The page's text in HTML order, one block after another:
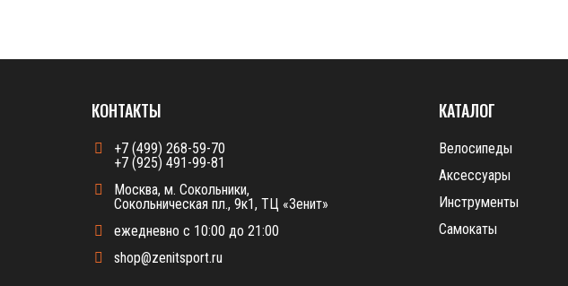
КОНТАКТЫ
+7 (499) 268-59-70
+7 (925) 491-99-81
Москва, м. Сокольники,
Сокольническая пл., 9к1, ТЦ «Зенит»
ежедневно с 10:00 до 21:00
shop@zenitsport.ru
КАТАЛОГ
Велосипеды
Аксессуары
Инструменты
Самокаты